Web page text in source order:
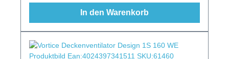
In den Warenkorb